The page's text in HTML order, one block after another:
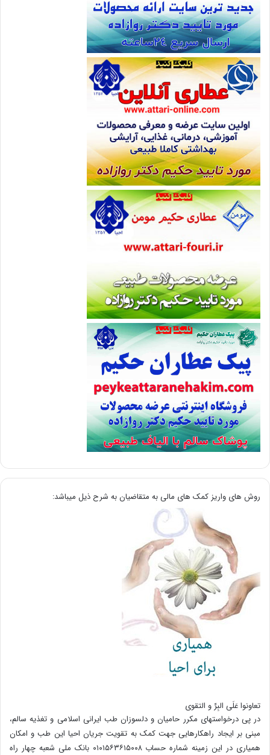
روش های واریز کمک های مالی به متقاضیان به شرح ذیل میباشد:
تعاونوا عَلَی البِرِّ و التقوی
در پی درخواستهای مکرر حامیان و دلسوزان طب ایرانی اسلامی و تغذیه سالم،
مبنی بر ایجاد راهکارهایی جهت کمک به تقویت جریان احیا این طب و امکان
همیاری در این زمینه شماره حساب ۰۱۰۱۵۶۳۶۱۵۰۰۸ بانک ملی شعبه چهار راه